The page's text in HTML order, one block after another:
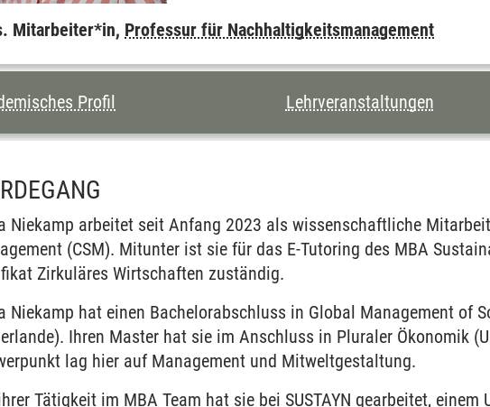
Mitarbeiter*in, Professur für Nachhaltigkeitsmanagement
DIESER SEITE
Profil Lehrveranstaltungen
Niekamp arbeitet seit Anfang 2023 als wissenschaftliche
(CSM). Mitunter ist sie für das E-Tutoring des MBA
Zirkuläres Wirtschaften zuständig.
Niekamp hat einen Bachelorabschluss in Global Management of
Ihren Master hat sie im Anschluss in Pluraler Ökonomik
lag hier auf Management und Mitweltgestaltung.
Tätigkeit im MBA Team hat sie bei SUSTAYN gearbeitet,